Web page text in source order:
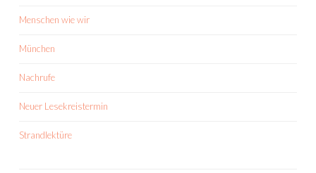
Menschen wie wir
München
Nachrufe
Neuer Lesekreistermin
Strandlektüre